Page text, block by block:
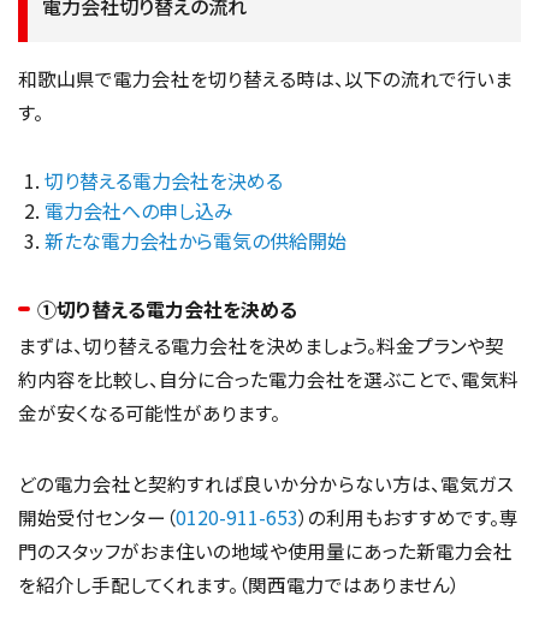
電力会社切り替えの流れ
和歌山県で電力会社を切り替える時は、以下の流れで行いま
す。
切り替える電力会社を決める
電力会社への申し込み
新たな電力会社から電気の供給開始
①切り替える電力会社を決める
まずは、切り替える電力会社を決めましょう。料金プランや契
約内容を比較し、自分に合った電力会社を選ぶことで、電気料
金が安くなる可能性があります。
どの電力会社と契約すれば良いか分からない方は、電気ガス
開始受付センター（0120-911-653）の利用もおすすめです。専
門のスタッフがおま住いの地域や使用量にあった新電力会社
を紹介し手配してくれます。（関西電力ではありません）